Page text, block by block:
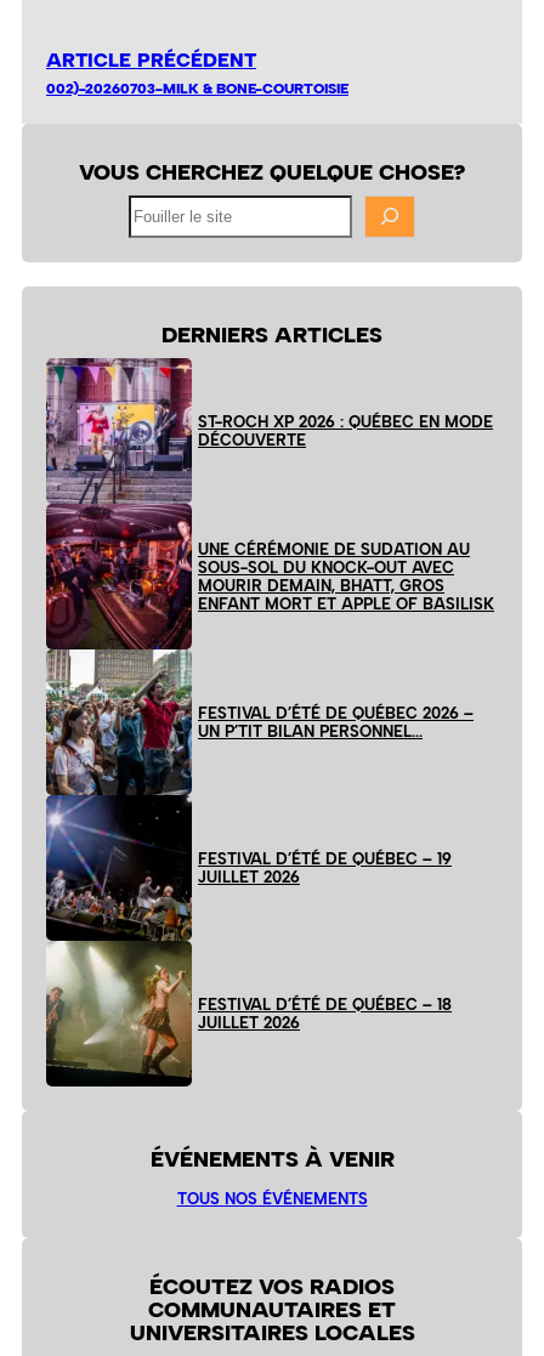
ARTICLE PRÉCÉDENT
002)-20260703-MILK & BONE-COURTOISIE
VOUS CHERCHEZ QUELQUE CHOSE?
DERNIERS ARTICLES
ST-ROCH XP 2026 : QUÉBEC EN MODE
DÉCOUVERTE
UNE CÉRÉMONIE DE SUDATION AU
SOUS-SOL DU KNOCK-OUT AVEC
MOURIR DEMAIN, BHATT, GROS
ENFANT MORT ET APPLE OF BASILISK
FESTIVAL D’ÉTÉ DE QUÉBEC 2026 –
UN P’TIT BILAN PERSONNEL…
FESTIVAL D’ÉTÉ DE QUÉBEC – 19
JUILLET 2026
FESTIVAL D’ÉTÉ DE QUÉBEC – 18
JUILLET 2026
ÉVÉNEMENTS À VENIR
TOUS NOS ÉVÉNEMENTS
ÉCOUTEZ VOS RADIOS
COMMUNAUTAIRES ET
UNIVERSITAIRES LOCALES